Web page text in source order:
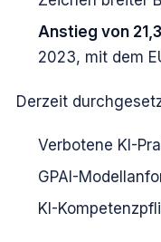
Anstieg von
2023, mit dem
Derzeit
Verbotene KI-
GPAI-
KI-